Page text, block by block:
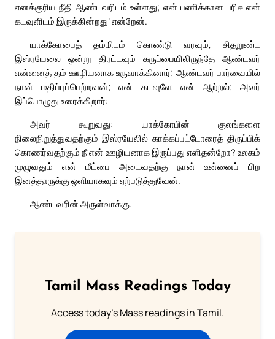
எனக்குரிய நீதி ஆண்டவரிடம் உள்ளது; என் பணிக்கான பரிசு என்
கடவுளிடம் இருக்கின்றது’ என்றேன்.
யாக்கோபைத் தம்மிடம் கொண்டு வரவும், சிதறுண்ட
இஸ்ரயேலை ஒன்று திரட்டவும் கருப்பையிலிருந்தே ஆண்டவர்
என்னைத் தம் ஊழியனாக உருவாக்கினார்; ஆண்டவர் பார்வையில்
நான் மதிப்புப்பெற்றவன்; என் கடவுளே என் ஆற்றல்; அவர்
இப்பொழுது உரைக்கிறார்:
அவர் கூறுவது: யாக்கோபின் குலங்களை
நிலைநிறுத்துவதற்கும் இஸ்ரயேலில் காக்கப்பட்டோரைத் திருப்பிக்
கொணர்வதற்கும் நீ என் ஊழியனாக இருப்பது எளிதன்றோ? உலகம்
முழுவதும் என் மீட்பை அடைவதற்கு நான் உன்னைப் பிற
இனத்தாருக்கு ஒளியாகவும் ஏற்படுத்துவேன்.
ஆண்டவரின் அருள்வாக்கு.
Tamil Mass Readings Today
Access today's Mass readings in Tamil.